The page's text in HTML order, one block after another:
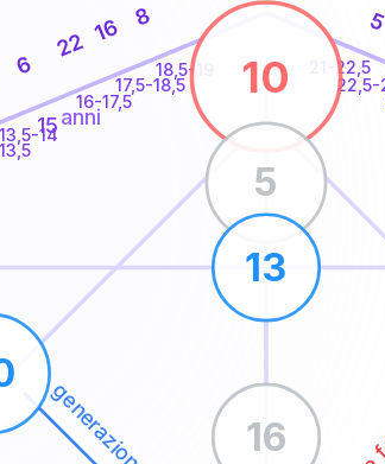
13,5-14
16-17,5
17,5-18,5
18,5-19 21-22,5
22,5-
6
22 16 8 5
10
5
13
16
15anni